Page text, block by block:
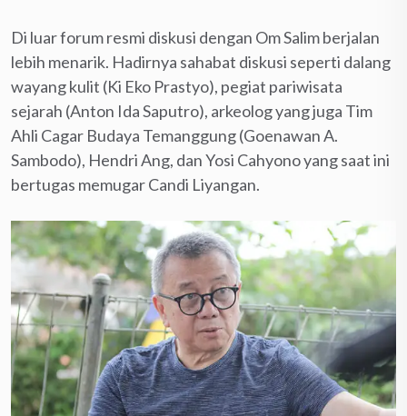
Di luar forum resmi diskusi dengan Om Salim berjalan
lebih menarik. Hadirnya sahabat diskusi seperti dalang
wayang kulit (Ki Eko Prastyo), pegiat pariwisata
sejarah (Anton Ida Saputro), arkeolog yang juga Tim
Ahli Cagar Budaya Temanggung (Goenawan A.
Sambodo), Hendri Ang, dan Yosi Cahyono yang saat ini
bertugas memugar Candi Liyangan.